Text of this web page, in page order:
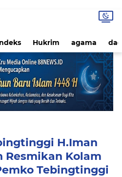
Hukrim agama
H.Iman
Resmikan Kolam
Tebingtinggi